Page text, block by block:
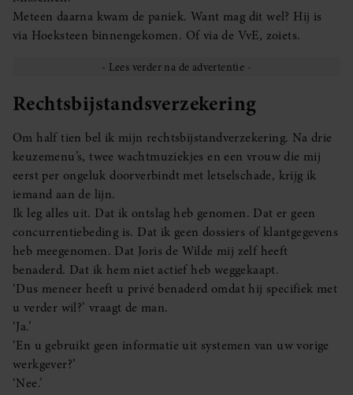
Meteen daarna kwam de paniek. Want mag dit wel? Hij is
via Hoeksteen binnengekomen. Of via de VvE, zoiets.
Rechtsbijstandsverzekering
Om half tien bel ik mijn rechtsbijstandverzekering. Na drie
keuzemenu’s, twee wachtmuziekjes en een vrouw die mij
eerst per ongeluk doorverbindt met letselschade, krijg ik
iemand aan de lijn.
Ik leg alles uit. Dat ik ontslag heb genomen. Dat er geen
concurrentiebeding is. Dat ik geen dossiers of klantgegevens
heb meegenomen. Dat Joris de Wilde mij zelf heeft
benaderd. Dat ik hem niet actief heb weggekaapt.
‘Dus meneer heeft u privé benaderd omdat hij specifiek met
u verder wil?’ vraagt de man.
‘Ja.’
‘En u gebruikt geen informatie uit systemen van uw vorige
werkgever?’
‘Nee.’